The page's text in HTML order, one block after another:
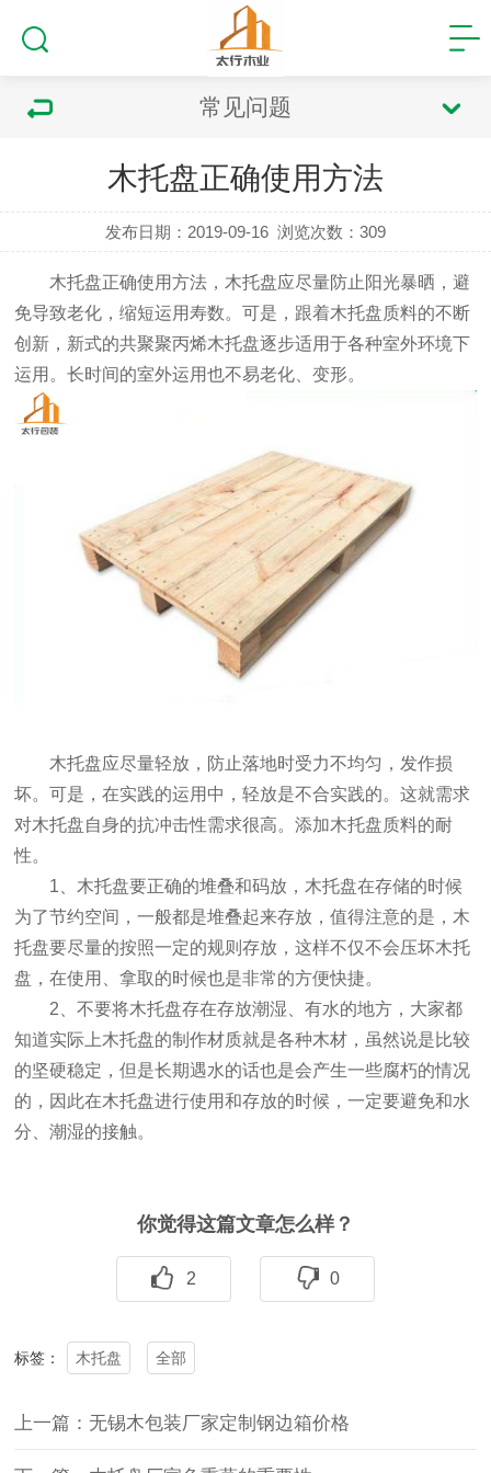
常见问题
木托盘正确使用方法
发布日期：2019-09-16 浏览次数：309
木托盘正确使用方法 ，木托盘应尽量防止阳光暴晒，避
免导致老化，缩短运用寿数。可是，跟着木托盘质料的不断
创新，新式的共聚聚丙烯木托盘逐步适用于各种室外环境下
运用。长时间的室外运用也不易老化、变形。
木托盘应尽量轻放，防止落地时受力不均匀，发作损
坏。可是，在实践的运用中，轻放是不合实践的。这就需求
对木托盘自身的抗冲击性需求很高。添加木托盘质料的耐
性。
1、木托盘要正确的堆叠和码放，木托盘在存储的时候
为了节约空间，一般都是堆叠起来存放，值得注意的是，木
托盘要尽量的按照一定的规则存放，这样不仅不会压坏木托
盘，在使用、拿取的时候也是非常的方便快捷。
2、不要将木托盘存在存放潮湿、有水的地方，大家都
知道实际上木托盘的制作材质就是各种木材，虽然说是比较
的坚硬稳定，但是长期遇水的话也是会产生一些腐朽的情况
的，因此在木托盘进行使用和存放的时候，一定要避免和水
分、潮湿的接触。
你觉得这篇文章怎么样？
2 0
标签： 木托盘 全部
上一篇：无锡木包装厂家定制钢边箱价格